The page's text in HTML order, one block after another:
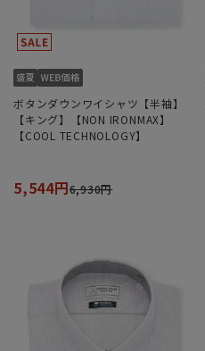
ボタンダウンワイシャツ【半袖】
【キング】【NON IRONMAX】
【COOL TECHNOLOGY】
5,544円6,930円